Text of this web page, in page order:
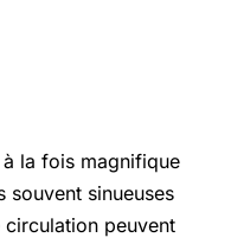
la fois magnifique
souvent sinueuses
peuvent